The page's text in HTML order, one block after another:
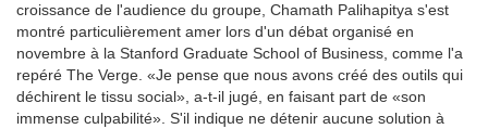
croissance de l'audience du groupe, Chamath Palihapitya s'est
montré particulièrement amer lors d'un débat organisé en
novembre à la Stanford Graduate School of Business, comme l'a
repéré The Verge. «Je pense que nous avons créé des outils qui
déchirent le tissu social», a-t-il jugé, en faisant part de «son
immense culpabilité». S'il indique ne détenir aucune solution à